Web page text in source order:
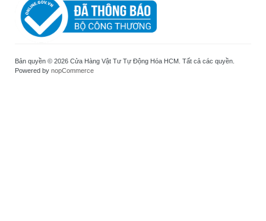
Bản quyền © 2026 Cửa Hàng Vật Tư Tự Động Hóa HCM. Tất cả các quyền.
Powered by nopCommerce